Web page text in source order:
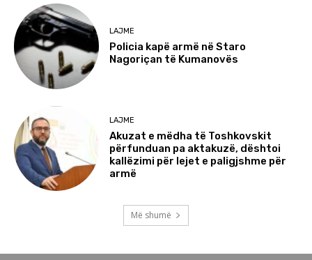
LAJME
Policia kapë armë në Staro
Nagoriçan të Kumanovës
LAJME
Akuzat e mëdha të Toshkovskit
përfunduan pa aktakuzë, dështoi
kallëzimi për lejet e paligjshme për
armë
Më shumë